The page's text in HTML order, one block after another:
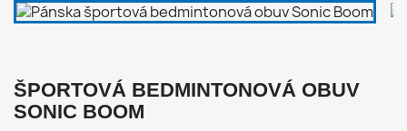
ŠPORTOVÁ BEDMINTONOVÁ OBUV
SONIC BOOM